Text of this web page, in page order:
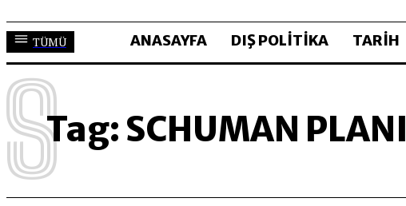
TÜMÜ ANASAYFA DIŞ POLİTİKA TARİH
Tag: SCHUMAN PLANI
S